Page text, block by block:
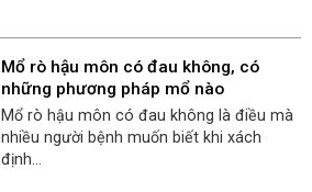
Mổ rò hậu môn có đau không, có
những phương pháp mổ nào
Mổ rò hậu môn có đau không là điều mà
nhiều người bệnh muốn biết khi xách
định...